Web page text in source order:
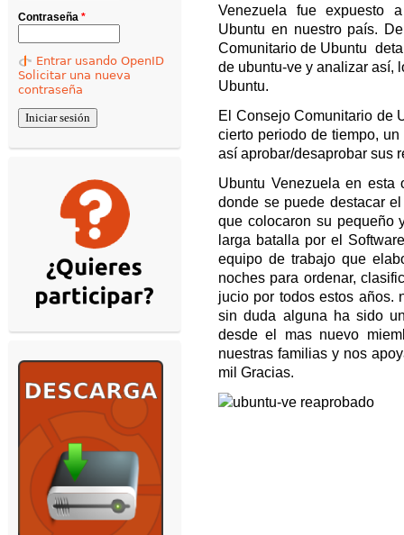
Contraseña *
Entrar usando OpenID
Solicitar una nueva
contraseña
Venezuela fue expuesto
Ubuntu en nuestro país.
Comunitario de Ubuntu
de ubuntu-ve y analizar así,
Ubuntu.
El Consejo Comunitario de
cierto periodo de tiempo,
así aprobar/desaprobar sus
Ubuntu Venezuela en esta
donde se puede destacar
que colocaron su pequeño
larga batalla por el
equipo de trabajo que
noches para ordenar,
jucio por todos estos años.
sin duda alguna ha sido
desde el mas nuevo
nuestras familias y nos
mil Gracias.